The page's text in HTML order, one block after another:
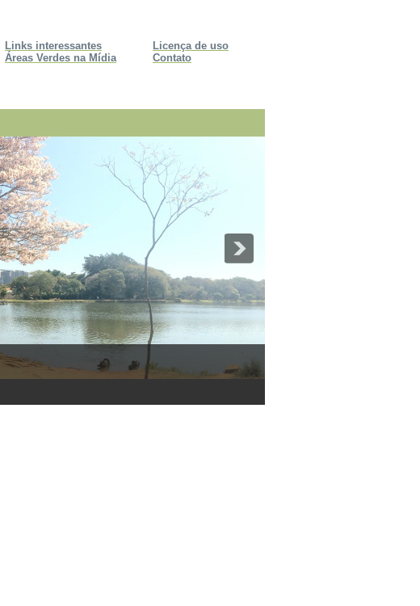
Licença de uso
Contato
Links interessantes
Áreas Verdes na Mídia